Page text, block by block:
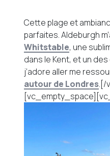
Cette plage et
parfaites. Aldeburgh
Whitstable, une
dans le Kent, et un
j’adore aller me
autour de Londres.[/